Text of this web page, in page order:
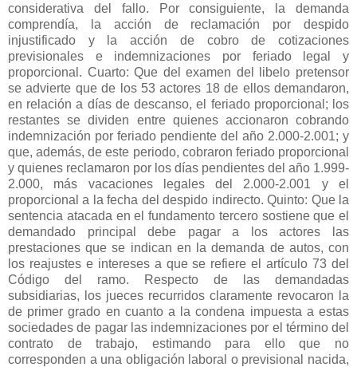
considerativa del fallo. Por consiguiente, la demanda
comprendía, la acción de reclamación por despido
injustificado y la acción de cobro de cotizaciones
previsionales e indemnizaciones por feriado legal y
proporcional. Cuarto: Que del examen del libelo pretensor
se advierte que de los 53 actores 18 de ellos demandaron,
en relación a días de descanso, el feriado proporcional; los
restantes se dividen entre quienes accionaron cobrando
indemnización por feriado pendiente del año 2.000-2.001; y
que, además, de este periodo, cobraron feriado proporcional
y quienes reclamaron por los días pendientes del año 1.999-
2.000, más vacaciones legales del 2.000-2.001 y el
proporcional a la fecha del despido indirecto. Quinto: Que la
sentencia atacada en el fundamento tercero sostiene que el
demandado principal debe pagar a los actores las
prestaciones que se indican en la demanda de autos, con
los reajustes e intereses a que se refiere el artículo 73 del
Código del ramo. Respecto de las demandadas
subsidiarias, los jueces recurridos claramente revocaron la
de primer grado en cuanto a la condena impuesta a estas
sociedades de pagar las indemnizaciones por el término del
contrato de trabajo, estimando para ello que no
corresponden a una obligación laboral o previsional nacida,